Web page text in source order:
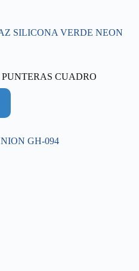
SILICONA VERDE NEON
PUNTERAS CUADRO